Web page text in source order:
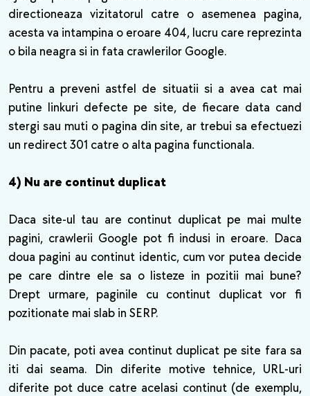
directioneaza vizitatorul catre o asemenea pagina,
acesta va intampina o eroare 404, lucru care reprezinta
o bila neagra si in fata crawlerilor Google.
Pentru a preveni astfel de situatii si a avea cat mai
putine linkuri defecte pe site, de fiecare data cand
stergi sau muti o pagina din site, ar trebui sa efectuezi
un redirect 301 catre o alta pagina functionala.
4) Nu are continut duplicat
Daca site-ul tau are continut duplicat pe mai multe
pagini, crawlerii Google pot fi indusi in eroare. Daca
doua pagini au continut identic, cum vor putea decide
pe care dintre ele sa o listeze in pozitii mai bune?
Drept urmare, paginile cu continut duplicat vor fi
pozitionate mai slab in SERP.
Din pacate, poti avea continut duplicat pe site fara sa
iti dai seama. Din diferite motive tehnice, URL-uri
diferite pot duce catre acelasi continut (de exemplu,